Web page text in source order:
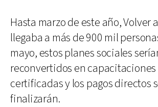
Hasta marzo de este año, Volver
llegaba a más de 900 mil
mayo, estos planes sociales
reconvertidos en
certificadas y los pagos directos
finalizarán.